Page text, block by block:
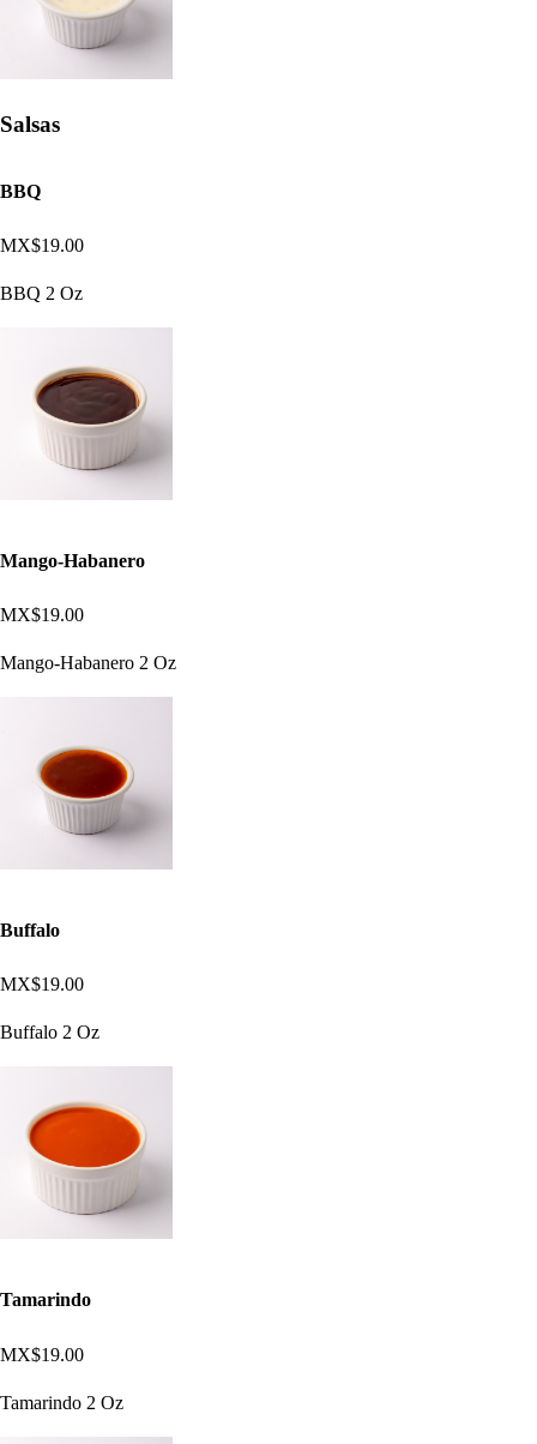
Salsas
BBQ
MX$19.00
BBQ 2 Oz
Mango-Habanero
MX$19.00
Mango-Habanero 2 Oz
Buffalo
MX$19.00
Buffalo 2 Oz
Tamarindo
MX$19.00
Tamarindo 2 Oz